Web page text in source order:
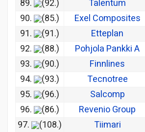
89. (92.) Talentum
90.
(85.) Exel Composites
91.
(91.) Etteplan
92.
(88.) Pohjola Pankki A
93.
(90.) Finnlines
94.
(93.) Tecnotree
95.
(96.) Salcomp
96.
(86.) Revenio Group
97.
(108.) Tiimari